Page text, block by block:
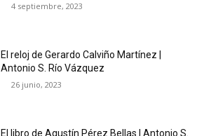
4 septiembre, 2023
El reloj de Gerardo Calviño Martínez |
Antonio S. Río Vázquez
26 junio, 2023
El libro de Agustín Pérez Bellas | Antonio S.